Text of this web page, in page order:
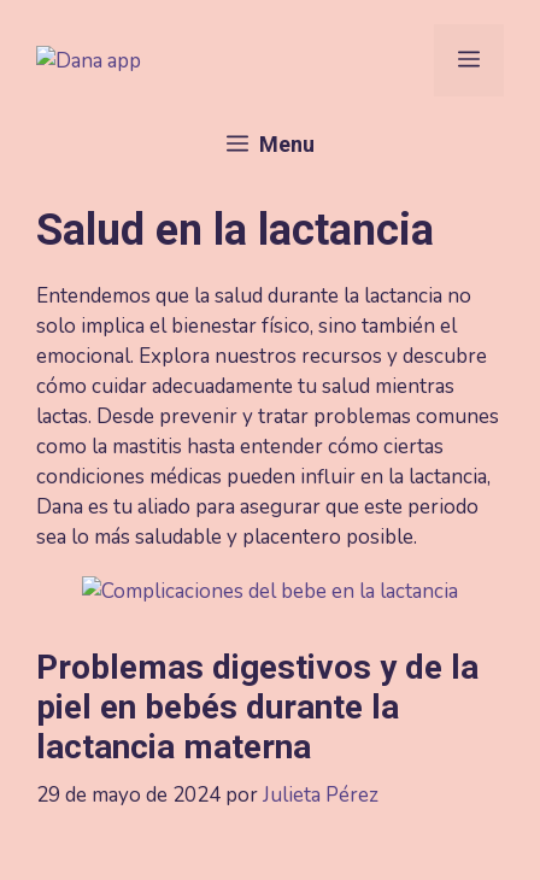
contenido
Menú
Menu
Salud en la lactancia
Entendemos que la salud durante la lactancia no
solo implica el bienestar físico, sino también el
emocional. Explora nuestros recursos y descubre
cómo cuidar adecuadamente tu salud mientras
lactas. Desde prevenir y tratar problemas comunes
como la mastitis hasta entender cómo ciertas
condiciones médicas pueden influir en la lactancia,
Dana es tu aliado para asegurar que este periodo
sea lo más saludable y placentero posible.
Problemas digestivos y de la
piel en bebés durante la
lactancia materna
29 de mayo de 2024 porJulieta Pérez